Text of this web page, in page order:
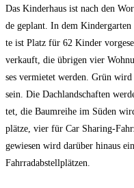
Das Kin­der­haus ist nach den
de geplant. In dem
te ist Platz für 62 Kin­der
ver­kauft, die übri­gen vier
ses ver­mie­tet wer­den. Grün
sein. Die Dach­land­schaf­ten
tet, die Baum­rei­he im Süden
plät­ze, vier für Car Sha­ring-
ge­wie­sen wird dar­über hin­aus
Fahrradabstellplätzen.